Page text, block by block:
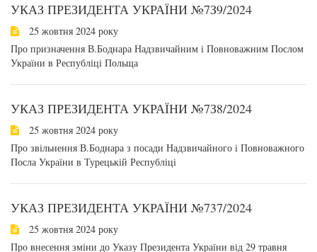
УКАЗ ПРЕЗИДЕНТА УКРАЇНИ №7З9/2024
25 жовтня 2024 року
Про призначення В.Боднара Надзвичайним і Повноважним Послом
України в Республіці Польща
УКАЗ ПРЕЗИДЕНТА УКРАЇНИ №7З8/2024
25 жовтня 2024 року
Про звільнення В.Боднара з посади Надзвичайного і Повноважного
Посла України в Турецькій Республіці
УКАЗ ПРЕЗИДЕНТА УКРАЇНИ №737/2024
25 жовтня 2024 року
Про внесення зміни до Указу Президента України від 29 травня